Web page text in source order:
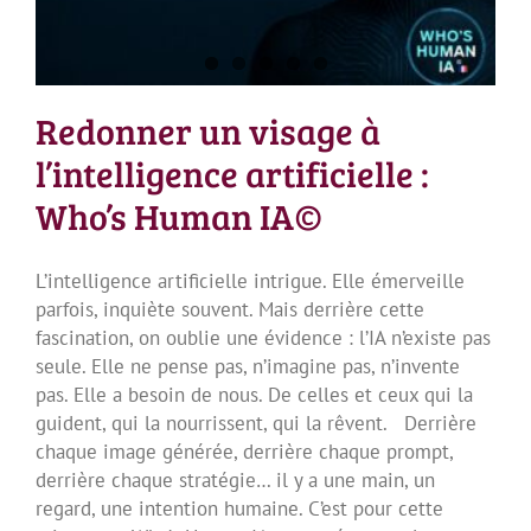
Redonner un visage à
l’intelligence artificielle :
Who’s Human IA©
L’intelligence artificielle intrigue. Elle émerveille
parfois, inquiète souvent. Mais derrière cette
fascination, on oublie une évidence : l’IA n’existe pas
seule. Elle ne pense pas, n’imagine pas, n’invente
pas. Elle a besoin de nous. De celles et ceux qui la
guident, qui la nourrissent, qui la rêvent. Derrière
chaque image générée, derrière chaque prompt,
derrière chaque stratégie… il y a une main, un
regard, une intention humaine. C’est pour cette